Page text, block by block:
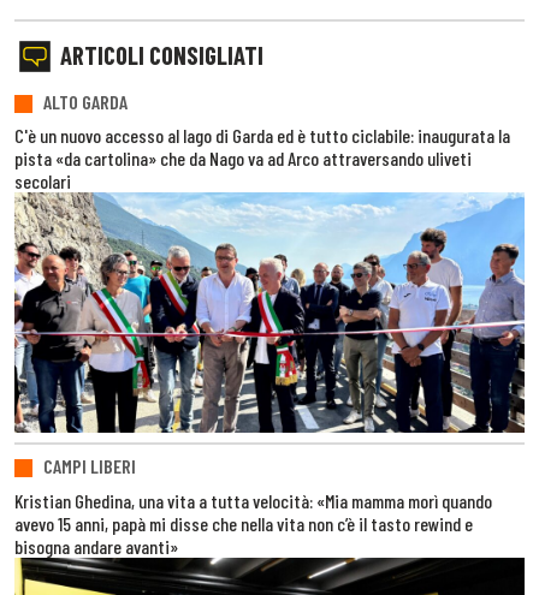
ARTICOLI CONSIGLIATI
ALTO GARDA
C'è un nuovo accesso al lago di Garda ed è tutto ciclabile: inaugurata la
pista «da cartolina» che da Nago va ad Arco attraversando uliveti
secolari
CAMPI LIBERI
Kristian Ghedina, una vita a tutta velocità: «Mia mamma morì quando
avevo 15 anni, papà mi disse che nella vita non c’è il tasto rewind e
bisogna andare avanti»